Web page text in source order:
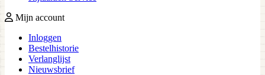
Mijn account
Inloggen
Bestelhistorie
Verlanglijst
Nieuwsbrief